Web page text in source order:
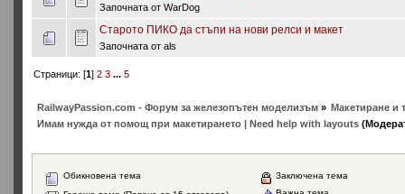
Започната от WarDog
Старото ПИКО да стъпи на нови релси и макет
Започната от als
Страници: [1] 2 3 ... 5
RailwayPassion.com - Форум за железопътен моделизъм» Макетиране и
Имам нужда от помощ при макетирането | Need help with layouts
Обикновена тема
Заключена тема